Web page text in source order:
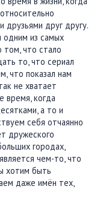
друзьями друг другу.
одним из самых
том, что стало
то, что сериал
что показал нам
не хватает
время, когда
а то и
себя отчаянно
дружеского
городах,
чем-то, что
хотим быть
даже имён тех,